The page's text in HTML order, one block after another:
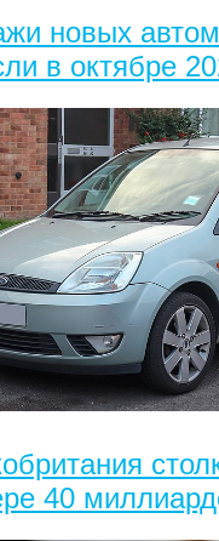
новых
в октябре
40